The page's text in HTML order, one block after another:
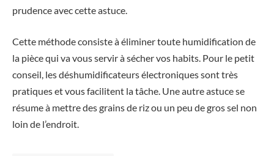
prudence avec cette astuce.
Cette méthode consiste à éliminer toute humidification de
la pièce qui va vous servir à sécher vos habits. Pour le petit
conseil, les déshumidificateurs électroniques sont très
pratiques et vous facilitent la tâche. Une autre astuce se
résume à mettre des grains de riz ou un peu de gros sel non
loin de l’endroit.